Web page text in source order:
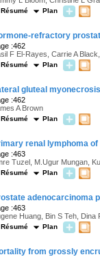
Résumé Plan
refractory
:462
F El-Rayes, Carrie A
Résumé Plan
gluteal
:462
A Brown
Résumé Plan
renal lymphoma
:463
Tuzel, M.Ugur Mungan,
Résumé Plan
adenocarcinoma
:463
Huang, Bin S Teh,
Résumé Plan
from grossly